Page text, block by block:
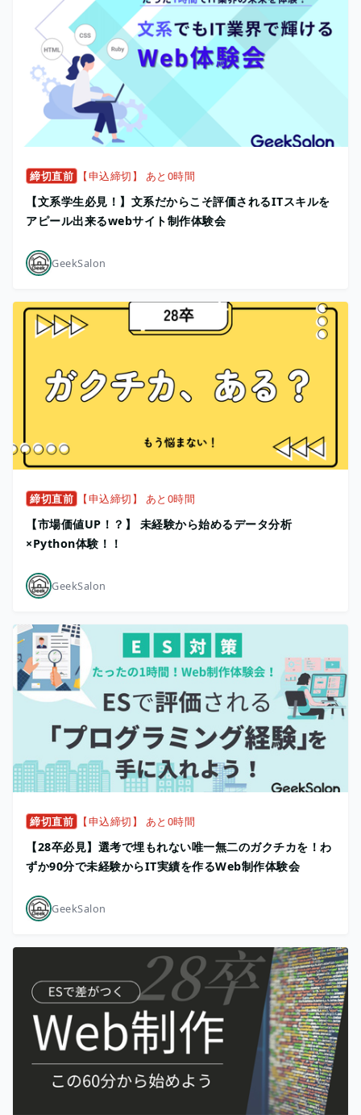
締切直前 【申込締切】 あと0時間
【文系学生必見！】文系だからこそ評価されるITスキルを
アピール出来るwebサイト制作体験会
GeekSalon
締切直前 【申込締切】 あと0時間
【市場価値UP！？】 未経験から始めるデータ分析
×Python体験！！
GeekSalon
締切直前 【申込締切】 あと0時間
【28卒必見】選考で埋もれない唯一無二のガクチカを！わ
ずか90分で未経験からIT実績を作るWeb制作体験会
GeekSalon